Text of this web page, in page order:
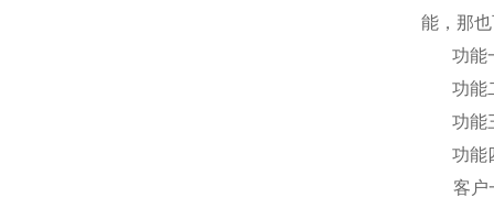
能，那
功能
功能
功能
功能
客户